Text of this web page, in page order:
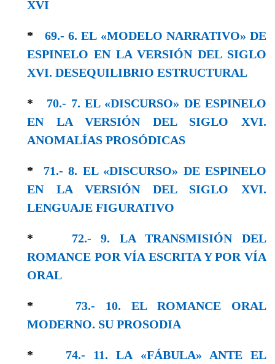
XVI
* 69.- 6. EL «MODELO NARRATIVO» DE
ESPINELO EN LA VERSIÓN DEL SIGLO
XVI. DESEQUILIBRIO ESTRUCTURAL
* 70.- 7. EL «DISCURSO» DE ESPINELO
EN LA VERSIÓN DEL SIGLO XVI.
ANOMALÍAS PROSÓDICAS
* 71.- 8. EL «DISCURSO» DE ESPINELO
EN LA VERSIÓN DEL SIGLO XVI.
LENGUAJE FIGURATIVO
* 72.- 9. LA TRANSMISIÓN DEL
ROMANCE POR VÍA ESCRITA Y POR VÍA
ORAL
* 73.- 10. EL ROMANCE ORAL
MODERNO. SU PROSODIA
* 74.- 11. LA «FÁBULA» ANTE EL